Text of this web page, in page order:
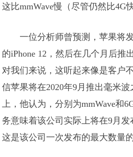
这比mmWave慢（尽管仍然比4G
一位分析师曾预测，苹果将
的iPhone 12，然后在几个月后推
对我们来说，这听起来像是客户
信苹果将在2020年9月推出毫米
上，他认为，分别为mmWave和
务意味着该公司实际上将在9月发
这是该公司一次发布的最大数量的